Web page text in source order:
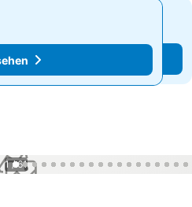
sehen
1 / 61